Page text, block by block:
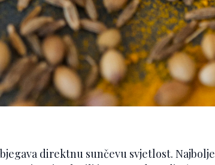
direktnu sunčevu svjetlost. Najbolje